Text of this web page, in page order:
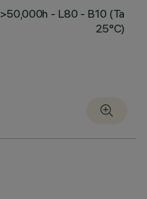
>50,000h - L80 - B10 (Ta
25°C)